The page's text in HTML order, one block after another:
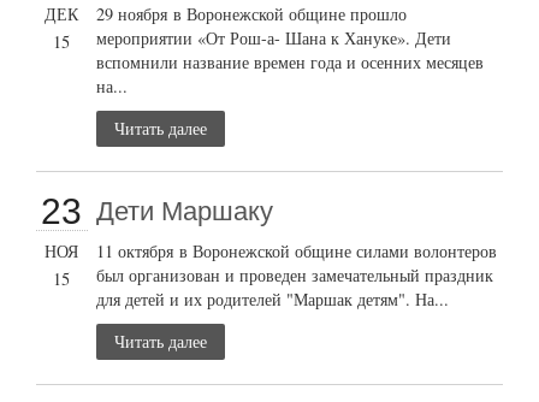
ДЕК
15
29 ноября в Воронежской общине прошло
мероприятии «От Рош-а- Шана к Хануке». Дети
вспомнили название времен года и осенних месяцев
на...
Читать далее
23
НОЯ
15
Дети Маршаку
11 октября в Воронежской общине силами волонтеров
был организован и проведен замечательный праздник
для детей и их родителей "Маршак детям". На...
Читать далее